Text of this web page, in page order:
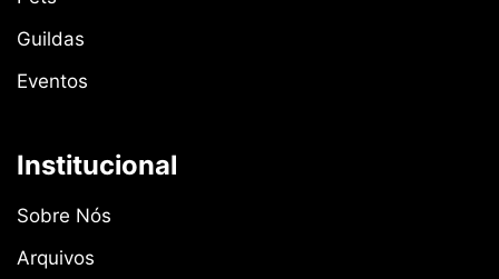
Guildas
Eventos
Institucional
Sobre Nós
Arquivos